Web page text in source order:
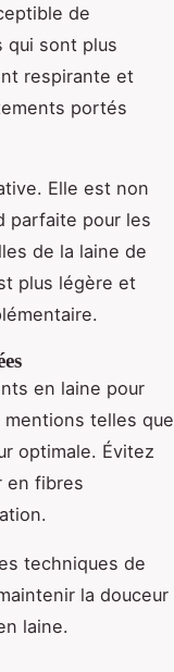
de
qui sont plus
respirante et
portés
Elle est non
parfaite pour les
de la laine de
plus légère et
en laine pour
telles que
optimale. Évitez
en fibres
techniques de
la douceur
laine.